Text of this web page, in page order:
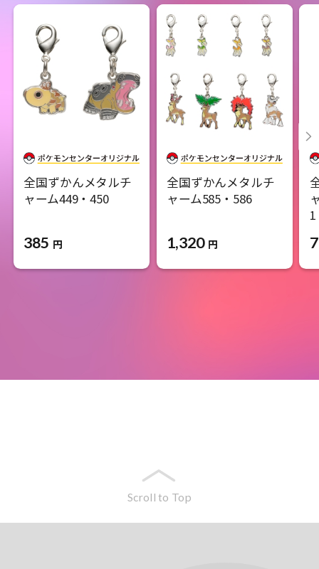
全国ずかんメタルチ
ャーム449・450
385 円
全国ずかんメタルチ
ャーム585・586
1,320 円
1
Scroll to Top